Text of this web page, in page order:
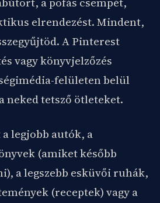
elrendezést. Mindent,
A Pinterest
vagy könyvjelzőzés
felületen belül
neked tetsző ötleteket.
a legjobb autók, a
(amiket később
a legszebb esküvői ruhák,
(receptek) vagy a